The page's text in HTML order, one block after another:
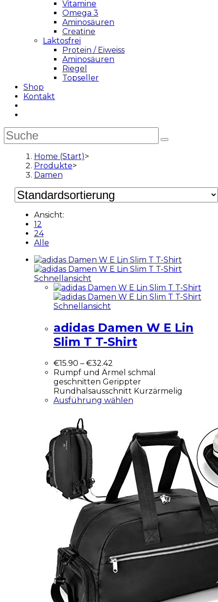
Vitamine
Omega 3
Aminosäuren
Creatine
Laktosfrei
Protein / Eiweiss
Aminosäuren
Riegel
Topseller
Shop
Kontakt
Home (Start)>
Produkte>
Damen
Ansicht:
12
24
Alle
Schnellansicht
Schnellansicht
adidas Damen W E Lin
Slim T T-Shirt
€15.90 – €32.42
Rumpf und Ärmel schmal
geschnitten Gerippter
Rundhalsausschnitt Kurzärmelig
Ausführung wählen